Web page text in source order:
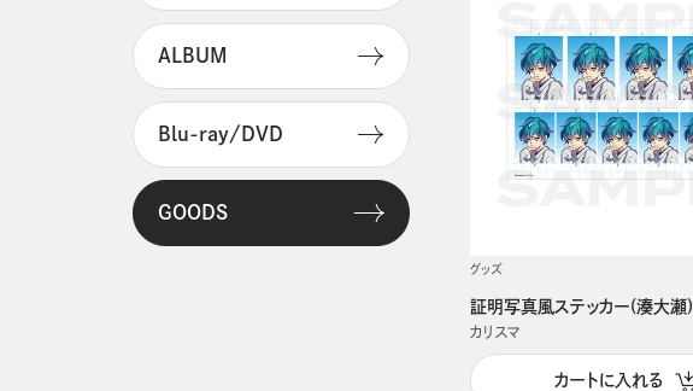
ALBUM
Blu-ray/DVD
GOODS
グッズ
証明写真風ステッカー(湊大瀬)
カリスマ
カートに入れる